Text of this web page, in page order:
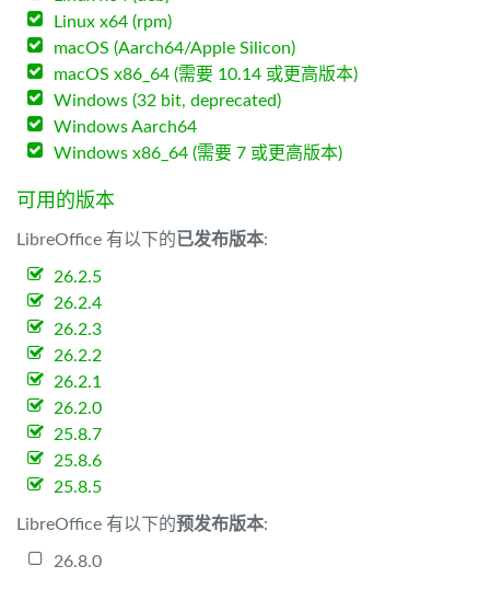
Linux x64 (rpm)
macOS (Aarch64/Apple Silicon)
macOS x86_64 (需要 10.14 或更高版本)
Windows (32 bit, deprecated)
Windows Aarch64
Windows x86_64 (需要 7 或更高版本)
可用的版本
LibreOffice 有以下的已发布版本:
26.2.5
26.2.4
26.2.3
26.2.2
26.2.1
26.2.0
25.8.7
25.8.6
25.8.5
LibreOffice 有以下的预发布版本:
26.8.0